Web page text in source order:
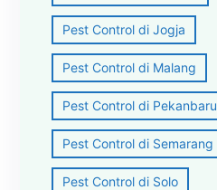
Pest Control di Jogja
Pest Control di Malang
Pest Control di Pekanbaru
Pest Control di Semarang
Pest Control di Solo